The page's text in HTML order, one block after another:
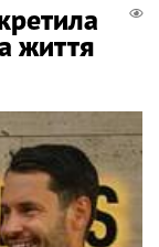
життя